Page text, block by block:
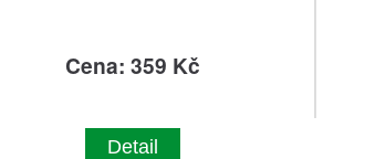
Cena: 359 Kč
Detail